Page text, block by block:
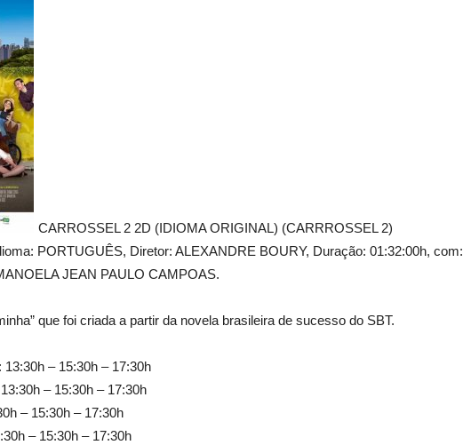
CARROSSEL 2 2D (IDIOMA ORIGINAL) (CARRROSSEL 2)
PORTUGUÊS, Diretor: ALEXANDRE BOURY, Duração: 01:32:00h, com:
JEAN PAULO CAMPOAS.
que foi criada a partir da novela brasileira de sucesso do SBT.
– 15:30h – 17:30h
– 15:30h – 17:30h
– 15:30h – 17:30h
– 15:30h – 17:30h